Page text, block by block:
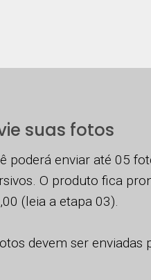
suas fotos
poderá enviar até 05
O produto fica
(leia a etapa 03).
devem ser enviadas